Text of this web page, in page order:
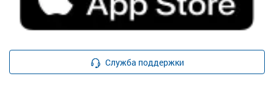
Служба поддержки